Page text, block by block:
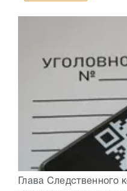
Глава Следственного